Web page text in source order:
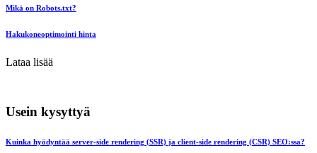
Mikä on Robots.txt?
Hakukoneoptimointi hinta
Lataa lisää
Usein kysyttyä
Kuinka hyödyntää server-side rendering (SSR) ja client-side rendering (CSR) SEO:ssa?